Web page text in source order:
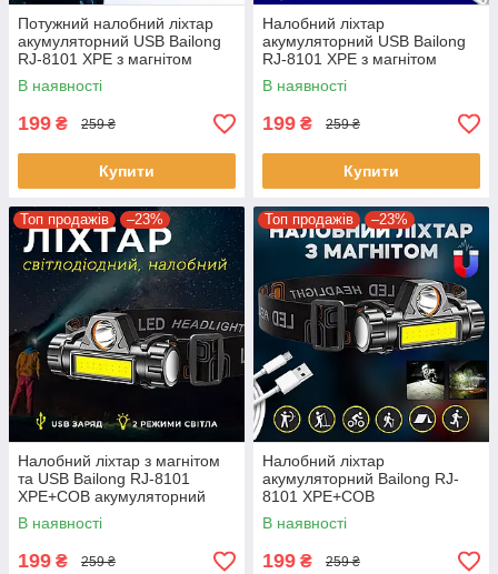
Потужний налобний ліхтар
акумуляторний USB Bailong
RJ-8101 XPE з магнітом
В наявності
199 ₴ 259 ₴
Купити
Налобний ліхтар
акумуляторний USB Bailong
RJ-8101 XPE з магнітом
В наявності
199 ₴ 259 ₴
Купити
Топ продажів –23%
Налобний ліхтар з магнітом
та USB Bailong RJ-8101
XPE+COB акумуляторний
В наявності
199 ₴ 259 ₴
Топ продажів –23%
Налобний ліхтар
акумуляторний Bailong RJ-
8101 XPE+COB
В наявності
199 ₴ 259 ₴